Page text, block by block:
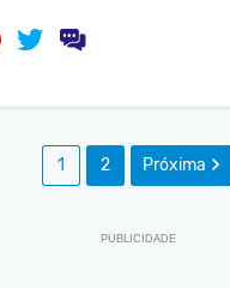
1 2 Próxima